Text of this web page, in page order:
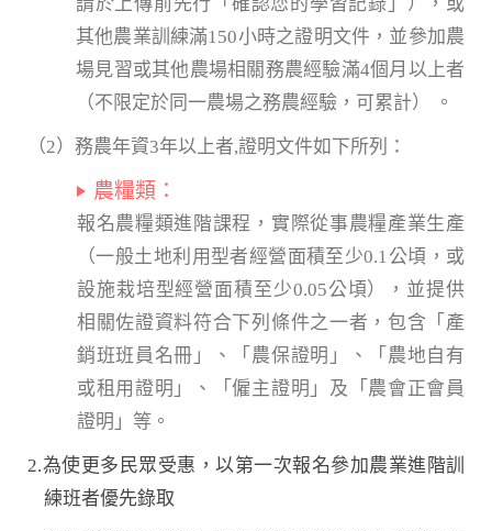
其他農業訓練滿150小時之證明文件，並參加農
場見習或其他農場相關務農經驗滿4個月以上者
（不限定於同一農場之務農經驗，可累計） 。
（2）務農年資3年以上者,證明文件如下所列：
農糧類：
報名農糧類進階課程，實際從事農糧產業生產
（一般土地利用型者經營面積至少0.1公頃，或
設施栽培型經營面積至少0.05公頃），並提供
相關佐證資料符合下列條件之一者，包含「產
銷班班員名冊」、「農保證明」、「農地自有
或租用證明」、「僱主證明」及「農會正會員
證明」等。
2.為使更多民眾受惠，以第一次報名參加農業進階訓
練班者優先錄取